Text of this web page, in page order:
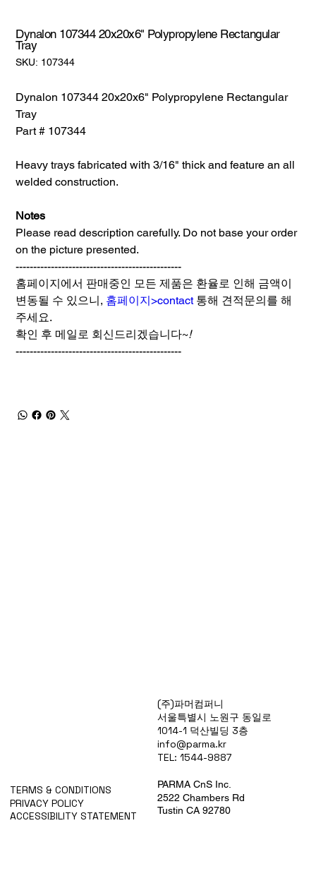
Dynalon 107344 20x20x6" Polypropylene Rectangular
Tray
SKU: SKU:
107344
107344
Dynalon 107344 20x20x6" Polypropylene Rectangular
Tray
Part # 107344
Heavy trays fabricated with 3/16" thick and feature an all
welded construction.
Notes
Please read description carefully. Do not base your order
on the picture presented.
-----------------------------------------------
홈페이지에서 판매중인 모든 제품은 환율로 인해 금액이
변동될 수 있으니, 홈페이지>contact통해 견적문의를 해
주세요.
확인 후 메일로 회신드리겠습니다~!
-----------------------------------------------
TERMS & CONDITIONS
PRIVACY POLICY
ACCESSIBILITY STATEMENT
(주)파머컴퍼니
서울특별시 노원구 동일로
1014-1 덕산빌딩 3층
info@parma.kr
TEL: 1544-9887
PARMA CnS Inc.
2522 Chambers Rd
Tustin CA 92780